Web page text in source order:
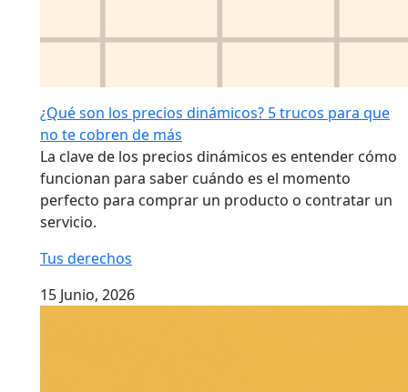
¿Qué son los precios dinámicos? 5 trucos para que
no te cobren de más
La clave de los precios dinámicos es entender cómo
funcionan para saber cuándo es el momento
perfecto para comprar un producto o contratar un
servicio.
Tus derechos
15 Junio, 2026